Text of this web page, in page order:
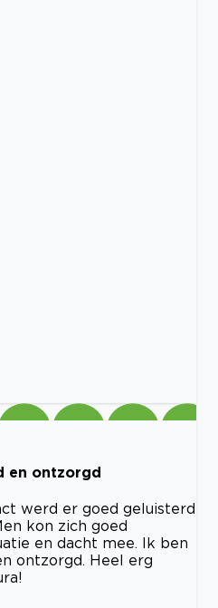
en ontzorgd
werd er goed geluisterd
kon zich goed
en dacht mee. Ik ben
ontzorgd. Heel erg